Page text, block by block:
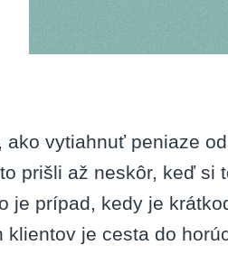
ako vytiahnuť peniaze
prišli až neskôr, keď si
je prípad, kedy je
klientov je cesta do